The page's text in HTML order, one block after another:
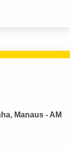
Manaus - AM